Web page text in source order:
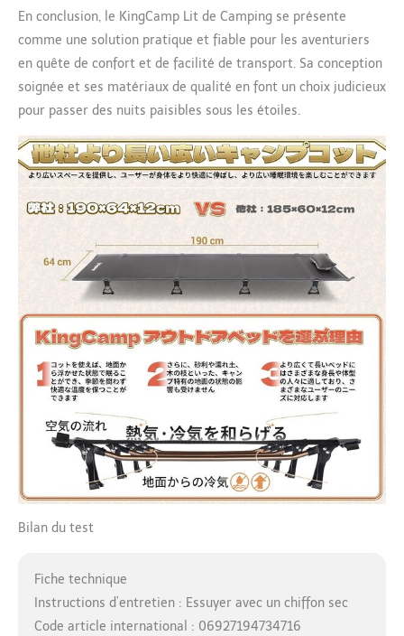
En conclusion, le KingCamp Lit de Camping se présente
comme une solution pratique et fiable pour les aventuriers
en quête de confort et de facilité de transport. Sa conception
soignée et ses matériaux de qualité en font un choix judicieux
pour passer des nuits paisibles sous les étoiles.
Bilan du test
Fiche technique
Instructions d’entretien : Essuyer avec un chiffon sec
Code article international : 06927194734716